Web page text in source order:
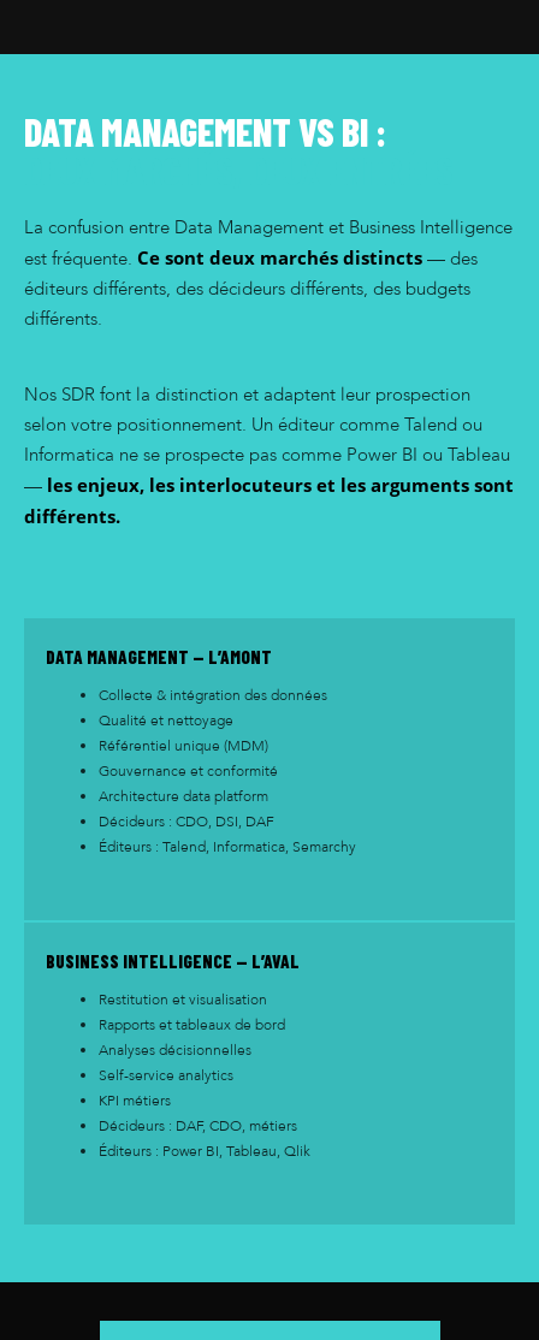
DATA MANAGEMENT VS BI :
La confusion entre Data Management et Business Intelligence
est fréquente. Ce sont deux marchés distincts — des
éditeurs différents, des décideurs différents, des budgets
différents.
Nos SDR font la distinction et adaptent leur prospection
selon votre positionnement. Un éditeur comme Talend ou
Informatica ne se prospecte pas comme Power BI ou Tableau
— les enjeux, les interlocuteurs et les arguments sont
différents.
DATA MANAGEMENT — L’AMONT
Collecte & intégration des données
Qualité et nettoyage
Référentiel unique (MDM)
Gouvernance et conformité
Architecture data platform
Décideurs : CDO, DSI, DAF
Éditeurs : Talend, Informatica, Semarchy
BUSINESS INTELLIGENCE — L’AVAL
Restitution et visualisation
Rapports et tableaux de bord
Analyses décisionnelles
Self-service analytics
KPI métiers
Décideurs : DAF, CDO, métiers
Éditeurs : Power BI, Tableau, Qlik